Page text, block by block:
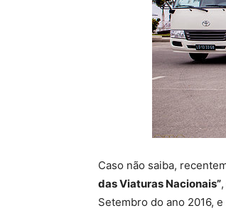
Caso não saiba,
das Viaturas Nacionais”
Setembro do ano 2016,